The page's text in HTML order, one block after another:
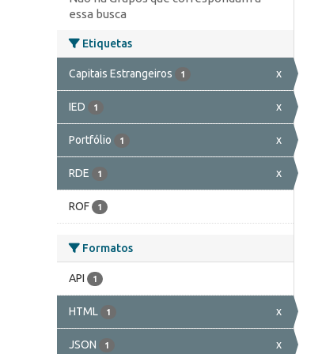
essa busca
Etiquetas
Capitais Estrangeiros 1 x
IED 1 x
Portfólio 1 x
RDE 1 x
ROF 1
Formatos
API 1
HTML 1 x
JSON 1 x